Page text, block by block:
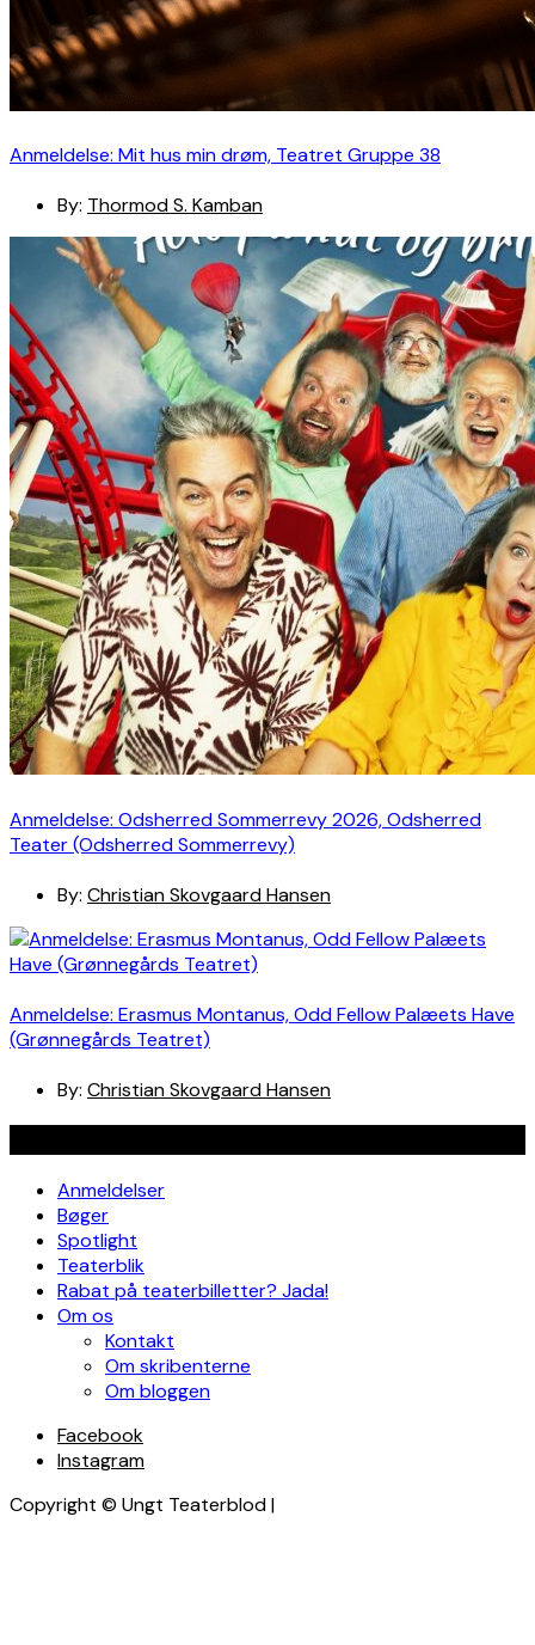
Anmeldelse: Mit hus min drøm, Teatret Gruppe 38
By: Thormod S. Kamban
Anmeldelse: Odsherred Sommerrevy 2026, Odsherred
Teater (Odsherred Sommerrevy)
By: Christian Skovgaard Hansen
Anmeldelse: Erasmus Montanus, Odd Fellow Palæets Have
(Grønnegårds Teatret)
By: Christian Skovgaard Hansen
Anmeldelser
Bøger
Spotlight
Teaterblik
Rabat på teaterbilletter? Jada!
Om os
Kontakt
Om skribenterne
Om bloggen
Facebook
Instagram
Copyright © Ungt Teaterblod |